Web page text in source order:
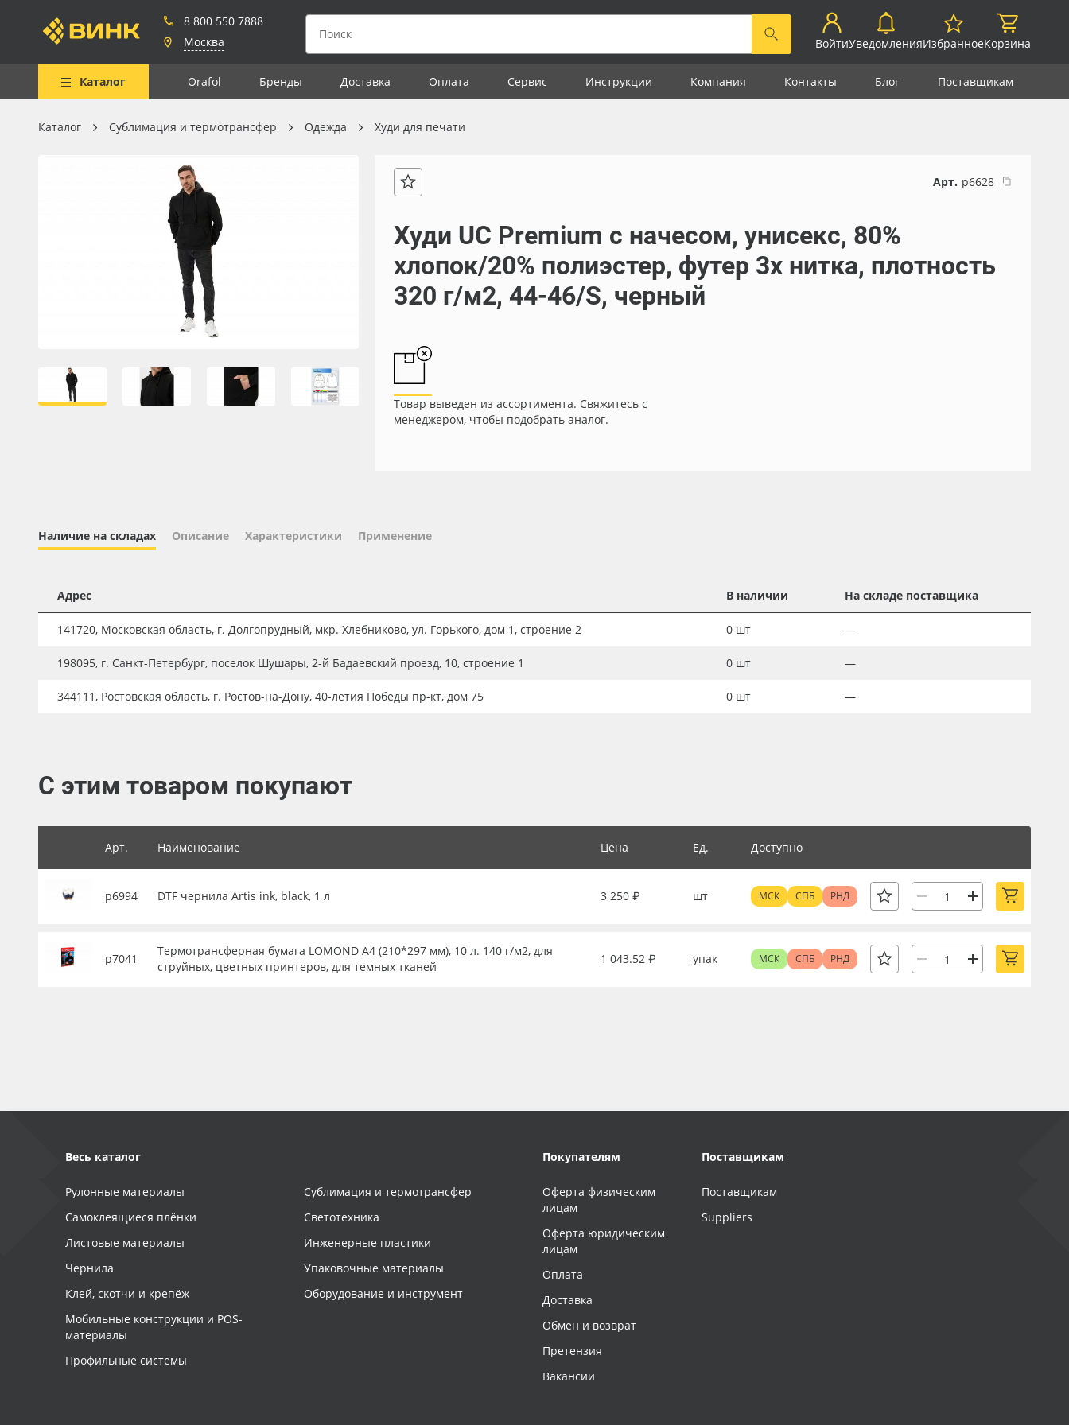
8 800 550 7888
Москва
ВойтиУведомленияИзбранноеКорзина
Каталог Orafol Бренды Доставка Оплата Сервис Инструкции Компания Контакты Блог Поставщикам
Весь каталог
Рулонные материалы
Самоклеящиеся плёнки
Листовые материалы
Клей, скотчи и крепёж
Мобильные конструкции и
Сублимация и термотрансфер
Новинки ассортимента
Плёнка монтажная Oratape
ПЭТ бэклит
Вспененный ПВХ
Каталог Сублимация и термотрансфер Одежда Худи для печати
Арт. р6628
Худи UC Premium с начесом, унисекс, 80%
хлопок/20% полиэстер, футер 3х нитка, плотность
320 г/м2, 44-46/S, черный
Товар выведен из ассортимента. Свяжитесь с
менеджером, чтобы подобрать аналог.
Наличие на складах Описание Характеристики Применение
Адрес В наличии На складе поставщика
141720, Московская область, г. Долгопрудный, мкр. Хлебниково, ул. Горького, дом 1, строение 2 0 шт —
198095, г. Санкт-Петербург, поселок Шушары, 2-й Бадаевский проезд, 10, строение 1 0 шт —
344111, Ростовская область, г. Ростов-на-Дону, 40-летия Победы пр-кт, дом 75 0 шт —
С этим товаром покупают
Арт. Наименование Цена Ед. Доступно
р6994 DTF чернила Artis ink, black, 1 л 3 250 ₽ шт МСК СПБ РНД
р7041
Термотрансферная бумага LOMOND А4 (210*297 мм), 10 л. 140 г/м2, для
струйных, цветных принтеров, для темных тканей
1 043.52 ₽ упак МСК СПБ РНД
Весь каталог
Рулонные материалы
Самоклеящиеся плёнки
Листовые материалы
Чернила
Клей, скотчи и крепёж
Мобильные конструкции и POS-
материалы
Профильные системы
Сублимация и термотрансфер
Светотехника
Инженерные пластики
Упаковочные материалы
Оборудование и инструмент
Покупателям
Оферта физическим
лицам
Оферта юридическим
лицам
Оплата
Доставка
Обмен и возврат
Претензия
Вакансии
Поставщикам
Поставщикам
Suppliers